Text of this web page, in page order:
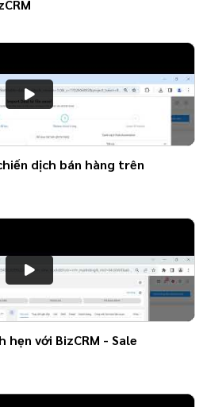
dịch bán hàng trên
hẹn với BizCRM - Sale